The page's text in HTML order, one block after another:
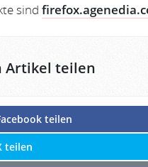
sind
Artikel teilen
teilen
teilen